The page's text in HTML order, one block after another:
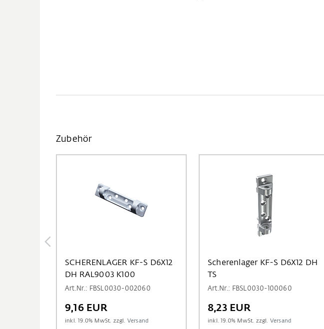
Zubehör
SCHERENLAGER KF-S D6X12
DH RAL9003 K100
Art.Nr.: FBSL0030-002060
9,16 EUR
inkl.19.0% MwSt. zzgl. Versand
Scherenlager KF-S D6X12 DH
TS
Art.Nr.: FBSL0030-100060
8,23 EUR
inkl.19.0% MwSt. zzgl. Versand